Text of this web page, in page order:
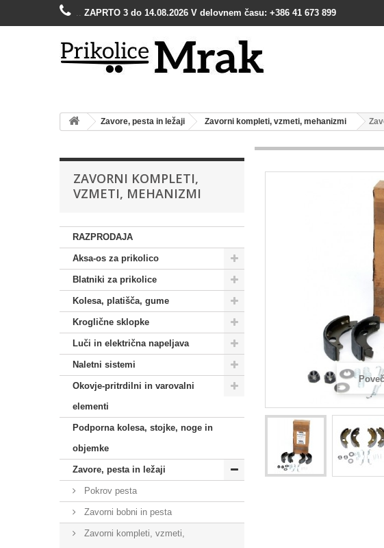
.. ZAPRTO 3 do 14.08.2026 V delovnem času: +386 41 673 899
Zavore, pesta in ležaji Zavorni kompleti, vzmeti, mehanizmi
ZAVORNI KOMPLETI,
VZMETI, MEHANIZMI
RAZPRODAJA
Aksa-os za prikolico
Blatniki za prikolice
Kolesa, platišča, gume
Kroglične sklopke
Luči in električna napeljava
Naletni sistemi
Okovje-pritrdilni in varovalni
elementi
Podporna kolesa, stojke, noge in
objemke
Zavore, pesta in ležaji
Pokrov pesta
Zavorni bobni in pesta
Zavorni kompleti, vzmeti,